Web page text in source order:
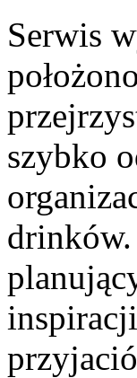
Serwis
szybko
drinków.